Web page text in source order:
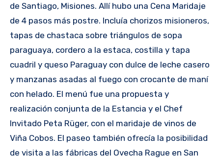
de Santiago, Misiones. Allí hubo una Cena Maridaje
de 4 pasos más postre. Incluía chorizos misioneros,
tapas de chastaca sobre triángulos de sopa
paraguaya, cordero a la estaca, costilla y tapa
cuadril y queso Paraguay con dulce de leche casero
y manzanas asadas al fuego con crocante de maní
con helado. El menú fue una propuesta y
realización conjunta de la Estancia y el Chef
Invitado Peta Rüger, con el maridaje de vinos de
Viña Cobos. El paseo también ofrecía la posibilidad
de visita a las fábricas del Ovecha Rague en San